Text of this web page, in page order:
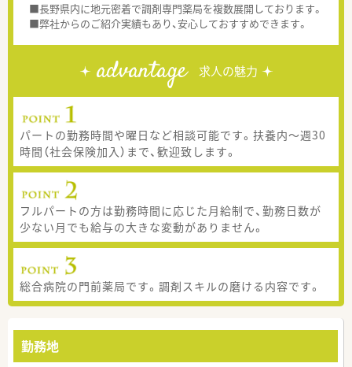
■長野県内に地元密着で調剤専門薬局を複数展開しております。
■弊社からのご紹介実績もあり、安心しておすすめできます。
advantage 求人の魅力
パートの勤務時間や曜日など相談可能です。扶養内～週30
時間（社会保険加入）まで、歓迎致します。
フルパートの方は勤務時間に応じた月給制で、勤務日数が
少ない月でも給与の大きな変動がありません。
総合病院の門前薬局です。調剤スキルの磨ける内容です。
勤務地